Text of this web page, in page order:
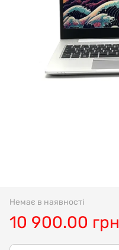
Немає в наявності
10 900.00 грн